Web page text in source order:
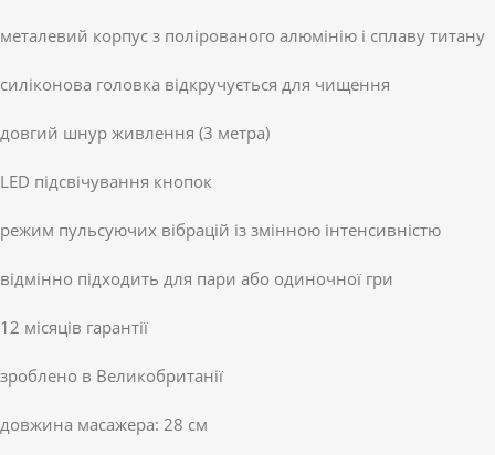
металевий корпус з полірованого алюмінію і сплаву титану
силіконова головка відкручується для чищення
довгий шнур живлення (3 метра)
LED підсвічування кнопок
режим пульсуючих вібрацій із змінною інтенсивністю
відмінно підходить для пари або одиночної гри
12 місяців гарантії
зроблено в Великобританії
довжина масажера: 28 см